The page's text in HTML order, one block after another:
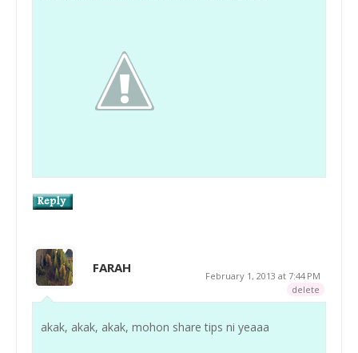
FARAH
February 1, 2013 at 7:44 PM
delete
akak, akak, akak, mohon share tips ni yeaaa